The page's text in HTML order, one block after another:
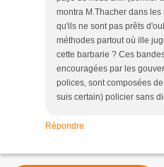
montra M.Thacher dans
qu'ils ne sont pas prêts
méthodes partout où ille
cette barbarie ? Ces
encouragées par les
polices, sont composées
suis certain) policier sans
Répondre